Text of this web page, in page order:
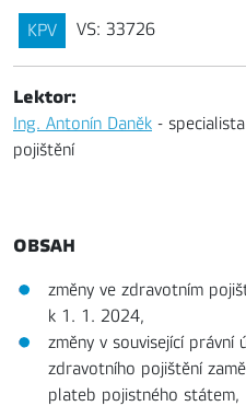
KPV VS: 33726
Lektor:
Ing. Antonín Daněk -
pojištění
OBSAH
změny ve zdravotním
k 1. 1. 2024,
změny v související
zdravotního pojištění
plateb pojistného státem,